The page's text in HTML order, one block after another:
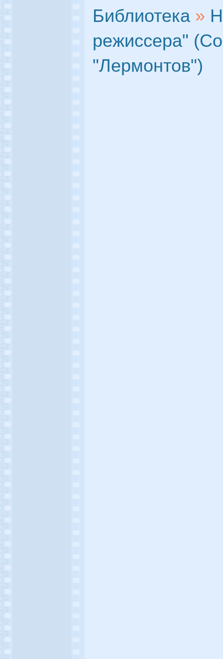
Библиотека »
режиссера"
"Лермонтов")